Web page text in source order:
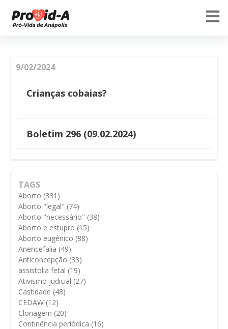
TAGS
Aborto (331)
Aborto "legal" (74)
Aborto "necessário" (38)
Aborto e estupro (15)
Aborto eugênico (88)
Anencefalia (49)
Anticoncepção (33)
assistolia fetal (19)
Ativismo judicial (27)
Castidade (48)
CEDAW (12)
Clonagem (20)
Continência periódica (16)
9/02/2024
Crianças cobaias?
Boletim 296 (09.02.2024)